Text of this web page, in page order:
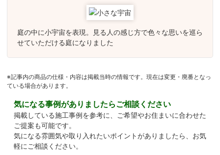
庭の中に小宇宙を表現。見る人の感じ方で色々な思いを巡ら
せていただける庭になりました
※記事内の商品の仕様・内容は掲載当時の情報です。現在は変更・廃番となっ
ている場合があります。
気になる事例がありましたらご相談ください
掲載している施工事例を参考に、ご希望やお住まいに合わせた
ご提案も可能です。
気になる雰囲気や取り入れたいポイントがありましたら、お気
軽にご相談ください。